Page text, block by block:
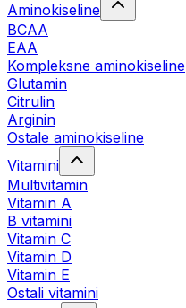
Aminokiseline
BCAA
EAA
Kompleksne aminokiseline
Glutamin
Citrulin
Arginin
Ostale aminokiseline
Vitamini
Multivitamin
Vitamin A
B vitamini
Vitamin C
Vitamin D
Vitamin E
Ostali vitamini